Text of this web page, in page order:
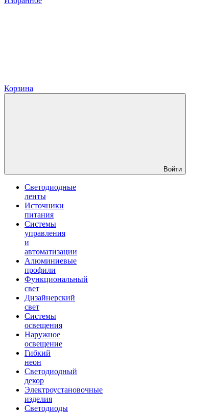
Корзина
Войти
Светодиодные
ленты
Источники
питания
Системы
управления
и
автоматизации
Алюминиевые
профили
Функциональный
свет
Дизайнерский
свет
Системы
освещения
Наружное
освещение
Гибкий
неон
Светодиодный
декор
Электроустановочные
изделия
Светодиоды